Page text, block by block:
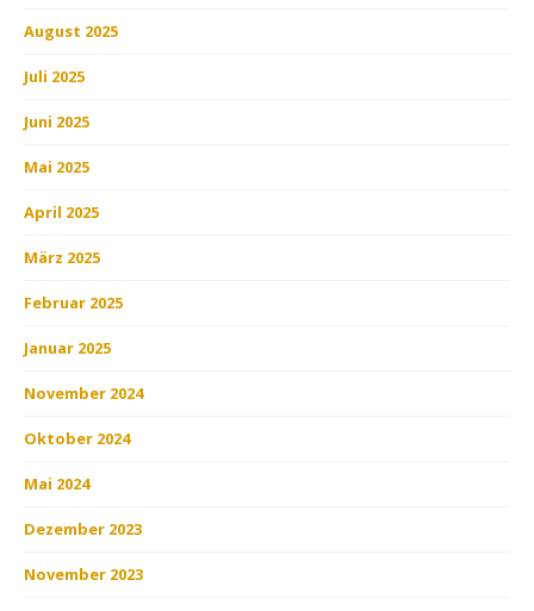
August 2025
Juli 2025
Juni 2025
Mai 2025
April 2025
März 2025
Februar 2025
Januar 2025
November 2024
Oktober 2024
Mai 2024
Dezember 2023
November 2023